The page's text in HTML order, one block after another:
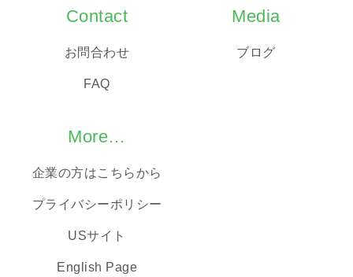
Contact
お問合わせ
FAQ
Media
ブログ
More…
企業の方はこちらから
プライバシーポリシー
USサイト
English Page